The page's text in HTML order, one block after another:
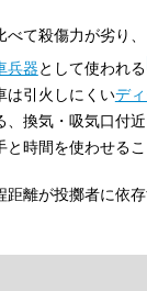
べて殺傷力が劣り
兵器として使われる
は引火しにくいデ
換気・吸気口付
時間を使わせる
離が投擲者に依